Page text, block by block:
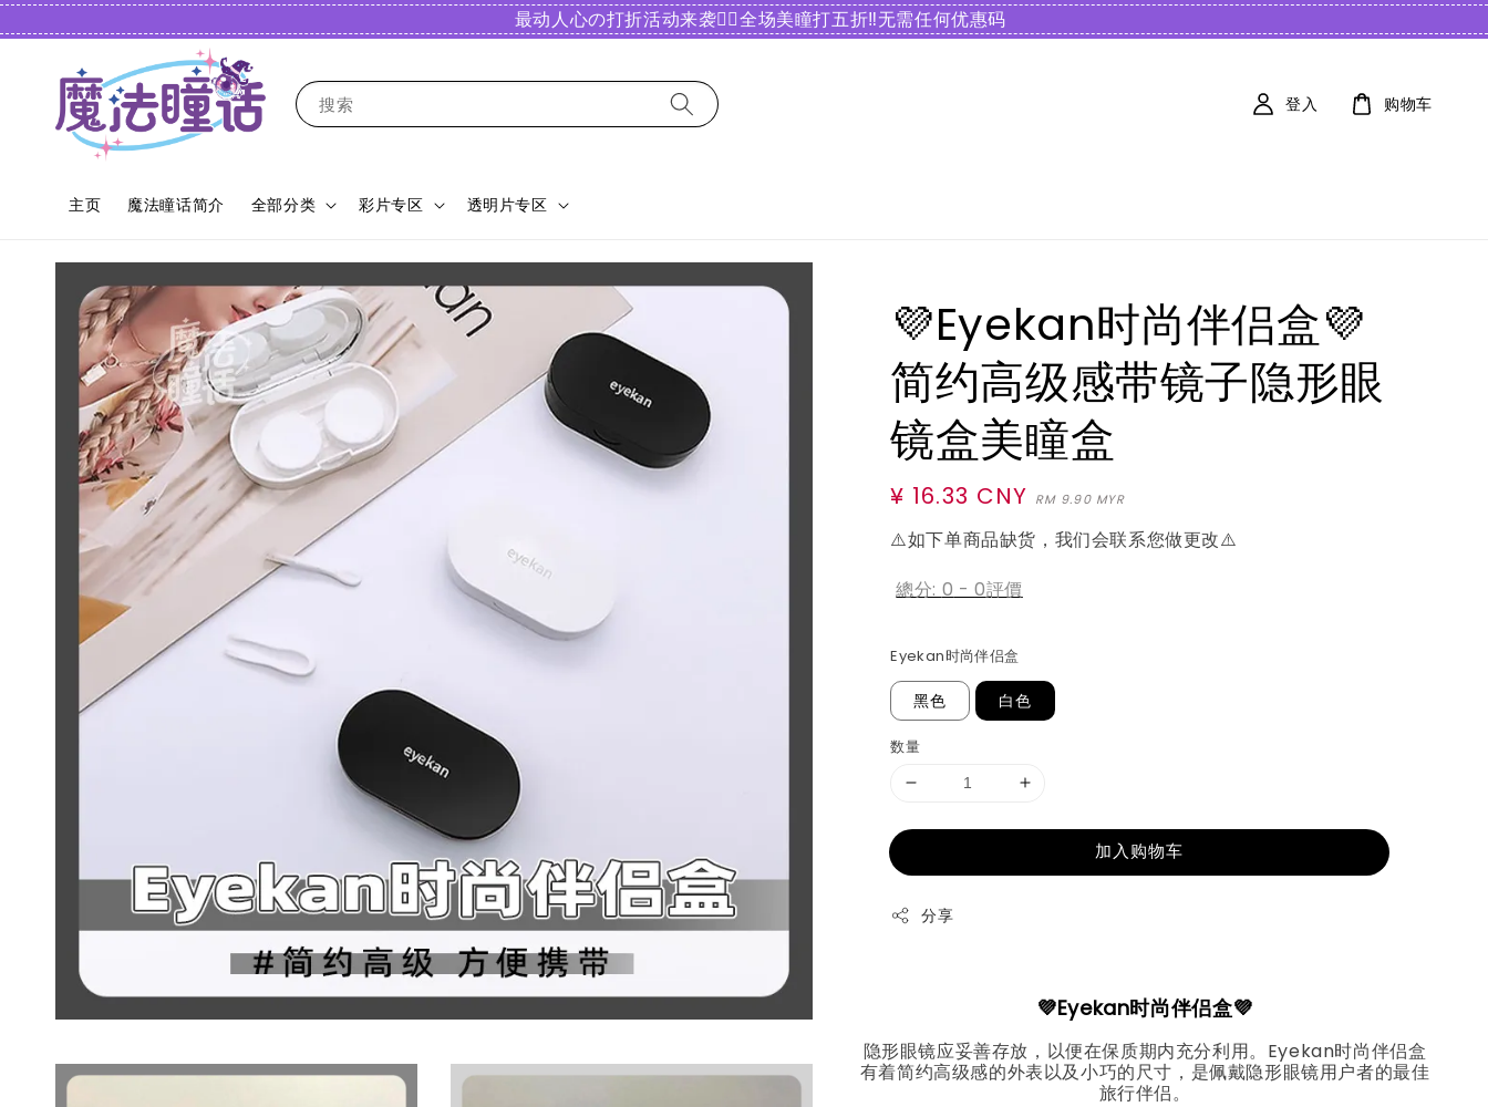
最动人心の打折活动来袭❤️‍🔥全场美瞳打五折‼️无需任何优惠码️
搜索
主页 魔法瞳话简介 全部分类 彩片专区 透明片专区
登入 购物车
💜Eyekan时尚伴侣盒💜
简约高级感带镜子隐形眼
镜盒美瞳盒
Regular
price
¥ 16.33 CNY RM 9.90 MYR
⚠️如下单商品缺货，我们会联系您做更改⚠️
總分: 0 -0評價
Eyekan时尚伴侣盒
黑色 白色
数量
加入购物车
分享
💜Eyekan时尚伴侣盒💜
隐形眼镜应妥善存放，以便在保质期内充分利用。Eyekan时尚伴侣盒
有着简约高级感的外表以及小巧的尺寸，是佩戴隐形眼镜用户者的最佳
旅行伴侣。